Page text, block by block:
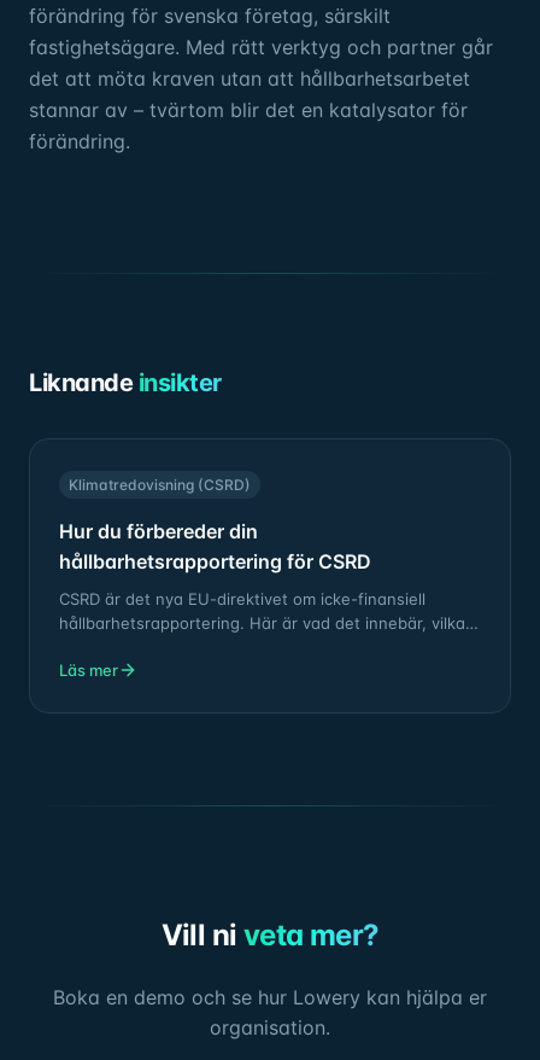
förändring för svenska företag, särskilt
fastighetsägare. Med rätt verktyg och partner går
det att möta kraven utan att hållbarhetsarbetet
stannar av – tvärtom blir det en katalysator för
förändring.
Liknande insikter
Klimatredovisning (CSRD)
Hur du förbereder din
hållbarhetsrapportering för CSRD
CSRD är det nya EU-direktivet om icke-finansiell
hållbarhetsrapportering. Här är vad det innebär, vilka
Läs mer
Vill ni veta mer?
Boka en demo och se hur Lowery kan hjälpa er
organisation.